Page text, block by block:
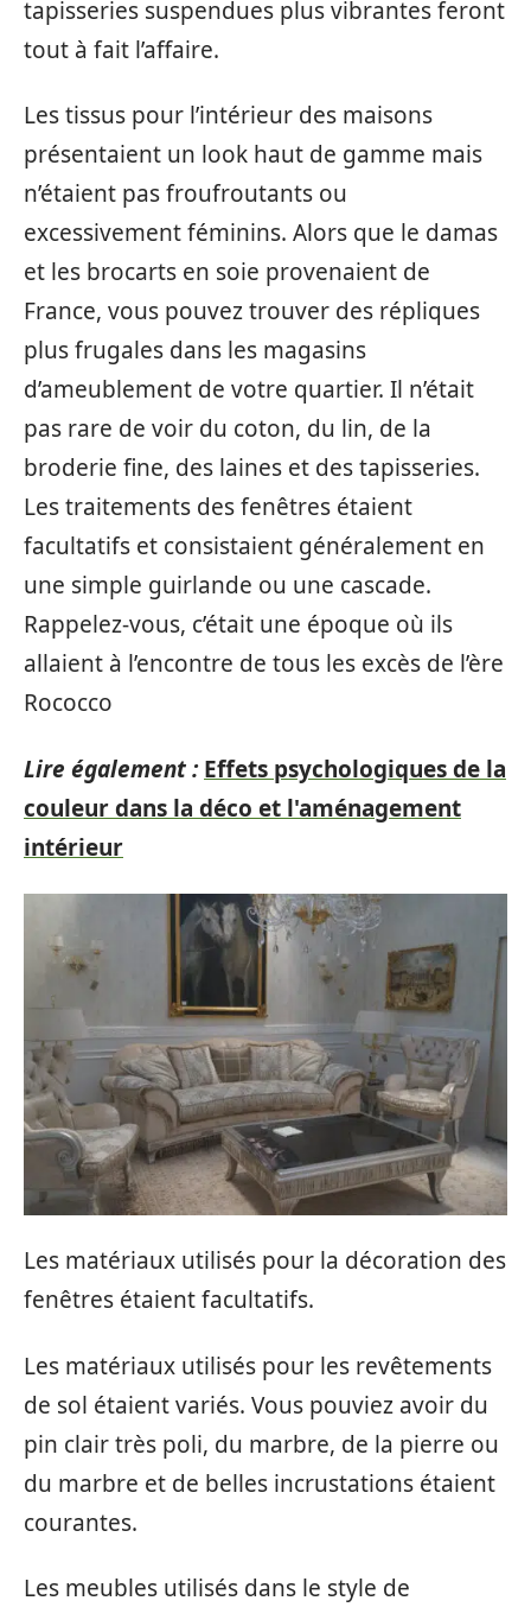
tapisseries suspendues plus vibrantes feront
tout à fait l’affaire.
Les tissus pour l’intérieur des maisons
présentaient un look haut de gamme mais
n’étaient pas froufroutants ou
excessivement féminins. Alors que le damas
et les brocarts en soie provenaient de
France, vous pouvez trouver des répliques
plus frugales dans les magasins
d’ameublement de votre quartier. Il n’était
pas rare de voir du coton, du lin, de la
broderie fine, des laines et des tapisseries.
Les traitements des fenêtres étaient
facultatifs et consistaient généralement en
une simple guirlande ou une cascade.
Rappelez-vous, c’était une époque où ils
allaient à l’encontre de tous les excès de l’ère
Rococco
Lire également : Effets psychologiques de la
couleur dans la déco et l'aménagement
intérieur
Les matériaux utilisés pour la décoration des
fenêtres étaient facultatifs.
Les matériaux utilisés pour les revêtements
de sol étaient variés. Vous pouviez avoir du
pin clair très poli, du marbre, de la pierre ou
du marbre et de belles incrustations étaient
courantes.
Les meubles utilisés dans le style de